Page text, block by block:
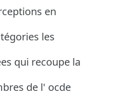
en
les
qui recoupe la
de l' ocde